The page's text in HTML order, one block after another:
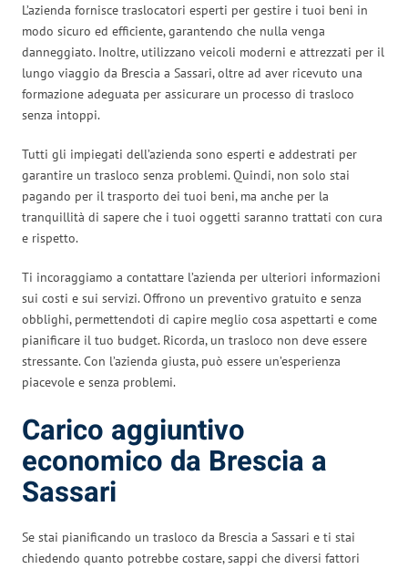
L’azienda fornisce traslocatori esperti per gestire i tuoi beni in
modo sicuro ed efficiente, garantendo che nulla venga
danneggiato. Inoltre, utilizzano veicoli moderni e attrezzati per il
lungo viaggio da Brescia a Sassari, oltre ad aver ricevuto una
formazione adeguata per assicurare un processo di trasloco
senza intoppi.
Tutti gli impiegati dell’azienda sono esperti e addestrati per
garantire un trasloco senza problemi. Quindi, non solo stai
pagando per il trasporto dei tuoi beni, ma anche per la
tranquillità di sapere che i tuoi oggetti saranno trattati con cura
e rispetto.
Ti incoraggiamo a contattare l’azienda per ulteriori informazioni
sui costi e sui servizi. Offrono un preventivo gratuito e senza
obblighi, permettendoti di capire meglio cosa aspettarti e come
pianificare il tuo budget. Ricorda, un trasloco non deve essere
stressante. Con l’azienda giusta, può essere un’esperienza
piacevole e senza problemi.
Carico aggiuntivo
economico da Brescia a
Sassari
Se stai pianificando un trasloco da Brescia a Sassari e ti stai
chiedendo quanto potrebbe costare, sappi che diversi fattori